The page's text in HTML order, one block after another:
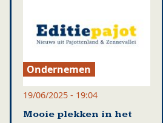
Ondernemen
19/06/2025 - 19:04
Mooie plekken in het